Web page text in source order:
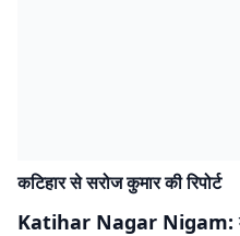
कटिहार से सरोज कुमार की रिपोर्ट
Katihar Nagar Nigam: